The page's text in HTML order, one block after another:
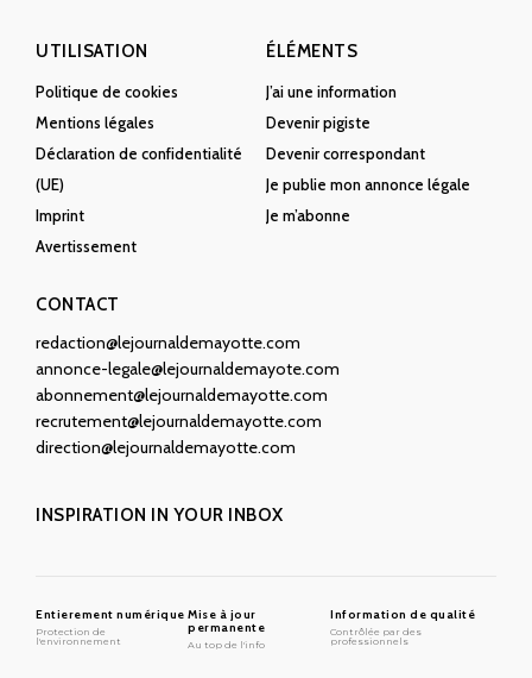
UTILISATION
Politique de cookies
Mentions légales
Déclaration de confidentialité
(UE)
Imprint
Avertissement
ÉLÉMENTS
J’ai une information
Devenir pigiste
Devenir correspondant
Je publie mon annonce légale
Je m’abonne
CONTACT
redaction@lejournaldemayotte.com
annonce-legale@lejournaldemayote.com
abonnement@lejournaldemayotte.com
recrutement@lejournaldemayotte.com
direction@lejournaldemayotte.com
INSPIRATION IN YOUR INBOX
Entierement numérique
Protection de
l'environnement
Mise à jour
permanente
Au top de l'info
Information de qualité
Contrôlée par des
professionnels